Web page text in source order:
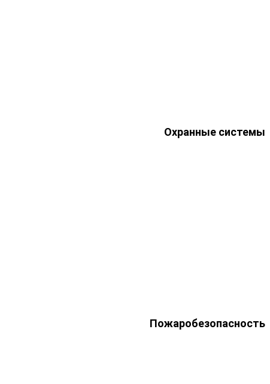
Охранные системы
Пожаробезопасность